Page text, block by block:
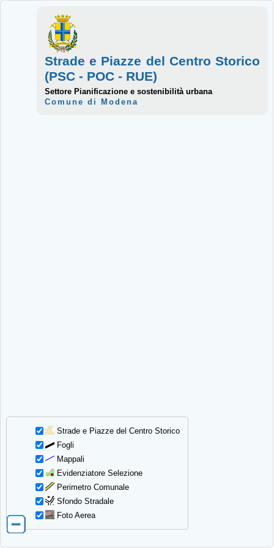
Strade e Piazze del Centro Storico
Fogli
Mappali
Evidenziatore Selezione
Perimetro Comunale
Sfondo Stradale
Foto Aerea
Strade e Piazze del Centro Storico
(PSC - POC - RUE)
Settore Pianificazione e sostenibilità urbana
Comune di Modena